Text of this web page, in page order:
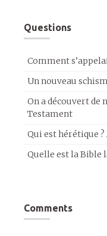
Questions
Comment
Un nouveau
On a découvert de
Testament
Qui est hérétique
Quelle est la Bible
Comments